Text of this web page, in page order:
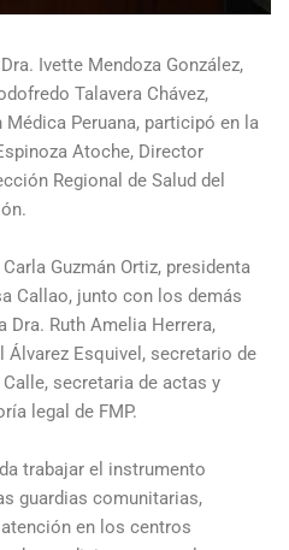
Ivette Mendoza González,
Talavera Chávez,
Peruana, participó en la
Atoche, Director
Regional de Salud del
Guzmán Ortiz, presidenta
Callao, junto con los demás
Dra. Ruth Amelia Herrera,
Álvarez Esquivel, secretario de
secretaria de actas y
legal de FMP.
trabajar el instrumento
guardias comunitarias,
en los centros